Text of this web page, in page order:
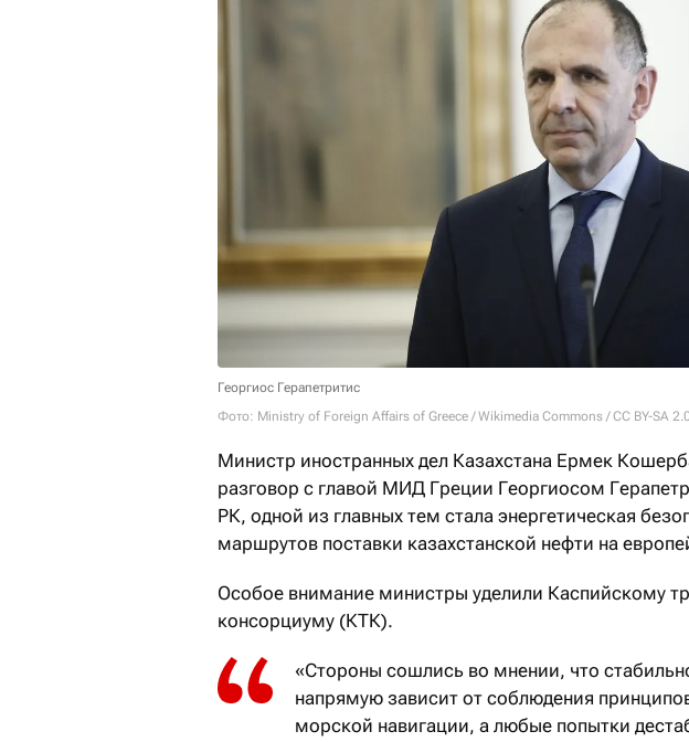
Георгиос Герапетритис
Фото: Ministry of Foreign Affairs of Greece / Wikimedia Commons / CC BY-SA 2.0
Министр иностранных дел Казахстана Ермек
разговор с главой МИД Греции Георгиосом
РК, одной из главных тем стала энергетическая
маршрутов поставки казахстанской нефти на
Особое внимание министры уделили Каспийскому
консорциуму (КТК).
«Стороны сошлись во мнении, что
напрямую зависит от соблюдения
морской навигации, а любые попытки